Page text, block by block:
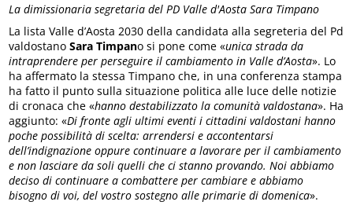
La dimissionaria segretaria del PD Valle d'Aosta Sara Timpano
La lista Valle d’Aosta 2030 della candidata alla segreteria del Pd
valdostanoSara Timpano si pone come «unica strada da
intraprendere per perseguire il cambiamento in Valle d’Aosta». Lo
ha affermato la stessa Timpano che, in una conferenza stampa
ha fatto il punto sulla situazione politica alle luce delle notizie
di cronaca che «hanno destabilizzato la comunità valdostana». Ha
aggiunto: «Di fronte agli ultimi eventi i cittadini valdostani hanno
poche possibilità di scelta: arrendersi e accontentarsi
dell’indignazione oppure continuare a lavorare per il cambiamento
e non lasciare da soli quelli che ci stanno provando. Noi abbiamo
deciso di continuare a combattere per cambiare e abbiamo
bisogno di voi, del vostro sostegno alle primarie di domenica».